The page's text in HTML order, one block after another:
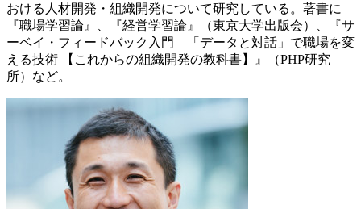
おける人材開発・組織開発について研究している。著書に
『職場学習論』、『経営学習論』（東京大学出版会）、『サ
ーベイ・フィードバック入門―「データと対話」で職場を変
える技術 【これからの組織開発の教科書】』（PHP研究
所）など。